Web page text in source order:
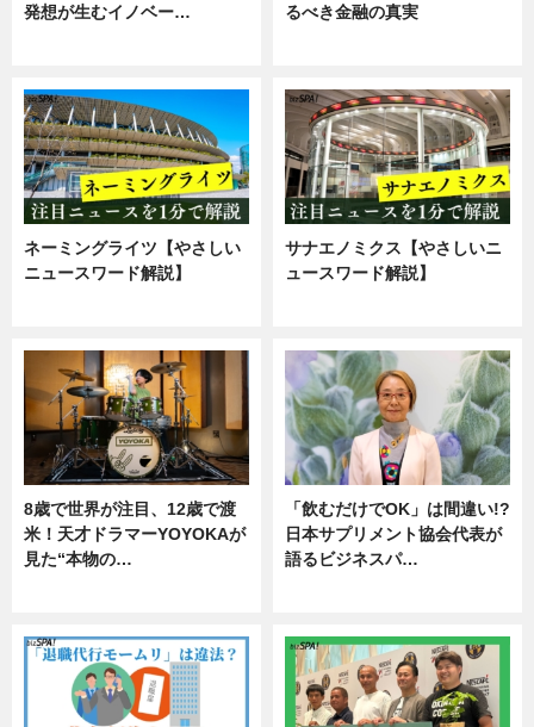
発想が生むイノベー…
るべき金融の真実
ネーミングライツ【やさしい
ニュースワード解説】
サナエノミクス【やさしいニ
ュースワード解説】
8歳で世界が注目、12歳で渡
米！天才ドラマーYOYOKAが
見た“本物の…
「飲むだけでOK」は間違い!?
日本サプリメント協会代表が
語るビジネスパ…